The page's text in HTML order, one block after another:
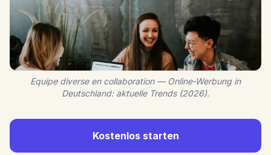
Equipe diverse en collaboration — Online-Werbung in
Deutschland: aktuelle Trends (2026).
Kostenlos starten